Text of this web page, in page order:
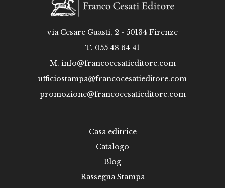
via Cesare Guasti, 2 - 50134 Firenze
T. 055 48 64 41
M. info@francocesatieditore.com
ufficiostampa@francocesatieditore.com
promozione@francocesatieditore.com
Casa editrice
Catalogo
Blog
Rassegna Stampa